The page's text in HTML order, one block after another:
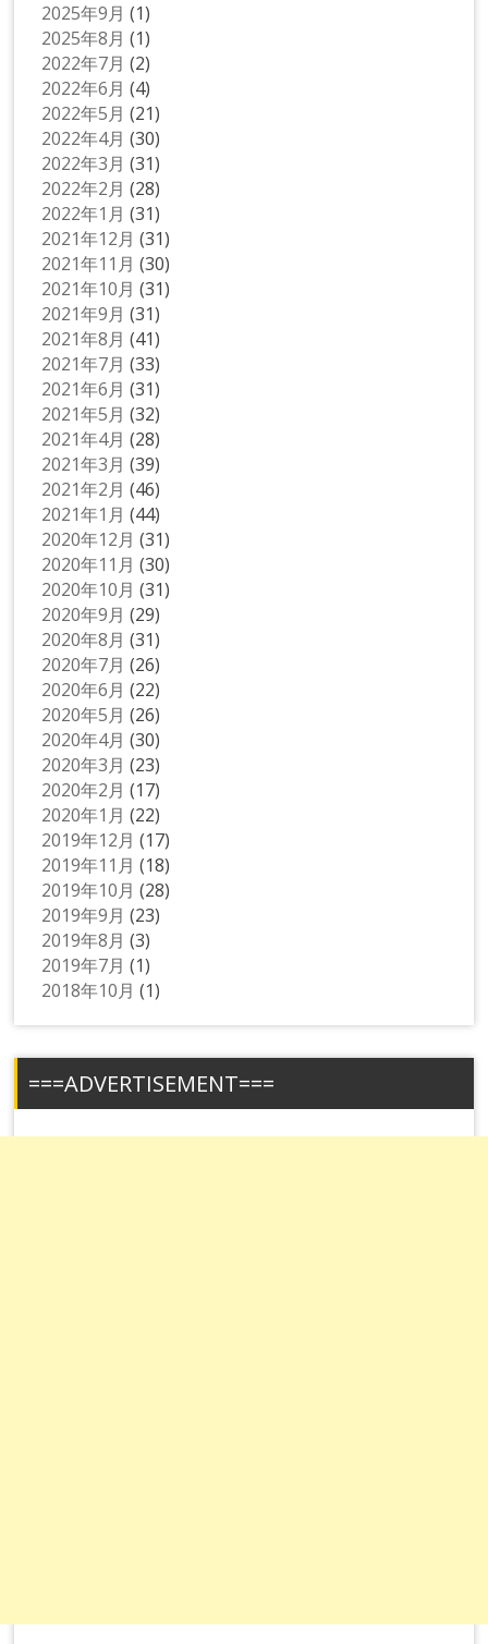
2025年9月 (1)
2025年8月 (1)
2022年7月 (2)
2022年6月 (4)
2022年5月 (21)
2022年4月 (30)
2022年3月 (31)
2022年2月 (28)
2022年1月 (31)
2021年12月 (31)
2021年11月 (30)
2021年10月 (31)
2021年9月 (31)
2021年8月 (41)
2021年7月 (33)
2021年6月 (31)
2021年5月 (32)
2021年4月 (28)
2021年3月 (39)
2021年2月 (46)
2021年1月 (44)
2020年12月 (31)
2020年11月 (30)
2020年10月 (31)
2020年9月 (29)
2020年8月 (31)
2020年7月 (26)
2020年6月 (22)
2020年5月 (26)
2020年4月 (30)
2020年3月 (23)
2020年2月 (17)
2020年1月 (22)
2019年12月 (17)
2019年11月 (18)
2019年10月 (28)
2019年9月 (23)
2019年8月 (3)
2019年7月 (1)
2018年10月 (1)
===ADVERTISEMENT===